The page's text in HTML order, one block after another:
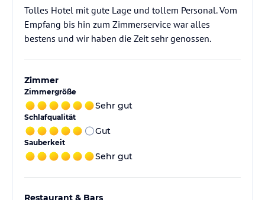
Tolles Hotel mit gute Lage und tollem Personal. Vom
Empfang bis hin zum Zimmerservice war alles
bestens und wir haben die Zeit sehr genossen.
Zimmer
Zimmergröße
Sehr gut
Schlafqualität
Gut
Sauberkeit
Sehr gut
Restaurant & Bars